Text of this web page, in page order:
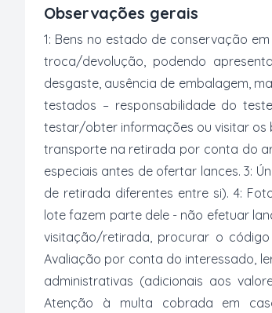
Observações gerais
1: Bens no estado de conservação
troca/devolução, podendo
desgaste, ausência de embalagem,
testados – responsabilidade do
testar/obter informações ou visitar os
transporte na retirada por conta do
especiais antes de ofertar lances. 3:
de retirada diferentes entre si). 4:
lote fazem parte dele - não efetuar
visitação/retirada, procurar o
Avaliação por conta do interessado,
administrativas (adicionais aos
Atenção à multa cobrada em